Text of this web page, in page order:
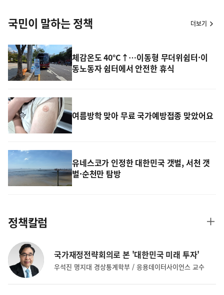
국민이 말하는 정책
체감온도 40°C↑…이동형 무더위쉼터·이
동노동자 쉼터에서 안전한 휴식
여름방학 맞아 무료 국가예방접종 맞았어요
유네스코가 인정한 대한민국 갯벌, 서천 갯
벌·순천만 탐방
더보기
정책칼럼
국가재정전략회의로 본 '대한민국 미래 투자'
우석진 명지대 경상통계학부 / 응용데이터사이언스 교수
더